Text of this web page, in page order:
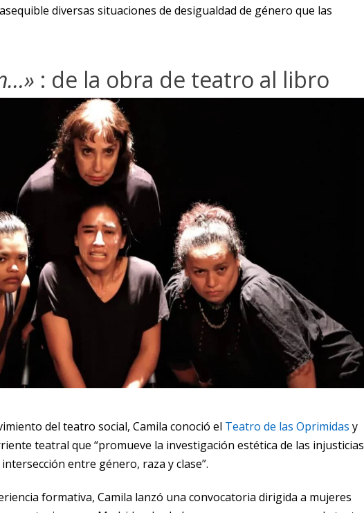
diversas situaciones de desigualdad de género que las
: de la obra de teatro al libro
del teatro social, Camila conoció el Teatro de las Oprimidas y
teatral que “promueve la investigación estética de las injusticias
entre género, raza y clase”.
formativa, Camila lanzó una convocatoria dirigida a mujeres